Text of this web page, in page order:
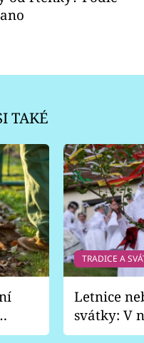
TAKÉ
TRADICE A
Letnice
svátky: V
pondělí